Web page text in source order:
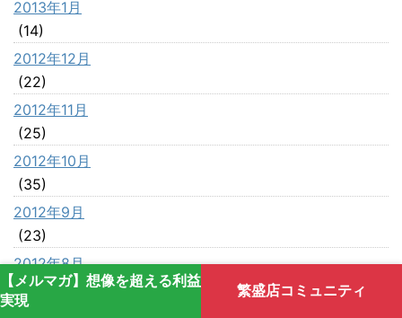
【メルマガ】想像を超える利益
実現
繁盛店コミュニティ
2013年1月
(14)
2012年12月
(22)
2012年11月
(25)
2012年10月
(35)
2012年9月
(23)
2012年8月
(42)